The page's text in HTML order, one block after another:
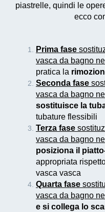
piastrelle, quindi le
ecco
Prima fase
vasca da bagno
pratica la
Seconda fase
vasca da bagno
sostituisce la
tubature flessibili
Terza fase
vasca da bagno
posiziona il
appropriata
vasca vasca
Quarta fase
vasca da bagno
e si collega lo